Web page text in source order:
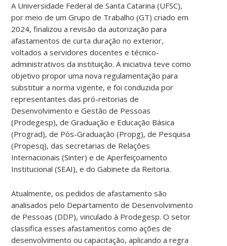
A Universidade Federal de Santa Catarina (UFSC),
por meio de um Grupo de Trabalho (GT) criado em
2024, finalizou a revisão da autorização para
afastamentos de curta duração no exterior,
voltados a servidores docentes e técnico-
administrativos da instituição. A iniciativa teve como
objetivo propor uma nova regulamentação para
substituir a norma vigente, e foi conduzida por
representantes das pró-reitorias de
Desenvolvimento e Gestão de Pessoas
(Prodegesp), de Graduação e Educação Básica
(Prograd), de Pós-Graduação (Propg), de Pesquisa
(Propesq), das secretarias de Relações
Internacionais (Sinter) e de Aperfeiçoamento
Institucional (SEAI), e do Gabinete da Reitoria.
Atualmente, os pedidos de afastamento são
analisados pelo Departamento de Desenvolvimento
de Pessoas (DDP), vinculado à Prodegesp. O setor
classifica esses afastamentos como ações de
desenvolvimento ou capacitação, aplicando a regra